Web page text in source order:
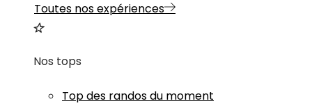
Toutes nos expériences
Nos tops
Top des randos du moment